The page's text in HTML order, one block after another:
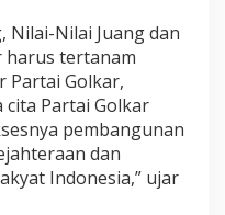
Nilai-Nilai Juang dan
harus tertanam
Partai Golkar,
cita Partai Golkar
pembangunan
dan
Indonesia,” ujar